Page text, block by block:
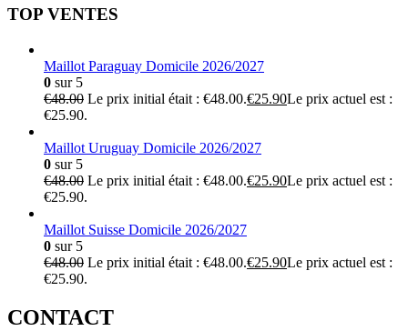
TOP VENTES
Maillot Paraguay Domicile 2026/2027
0 sur 5
€48.00 Le prix initial était : €48.00.€25.90Le prix actuel est :
€25.90.
Maillot Uruguay Domicile 2026/2027
0 sur 5
€48.00 Le prix initial était : €48.00.€25.90Le prix actuel est :
€25.90.
Maillot Suisse Domicile 2026/2027
0 sur 5
€48.00 Le prix initial était : €48.00.€25.90Le prix actuel est :
€25.90.
CONTACT